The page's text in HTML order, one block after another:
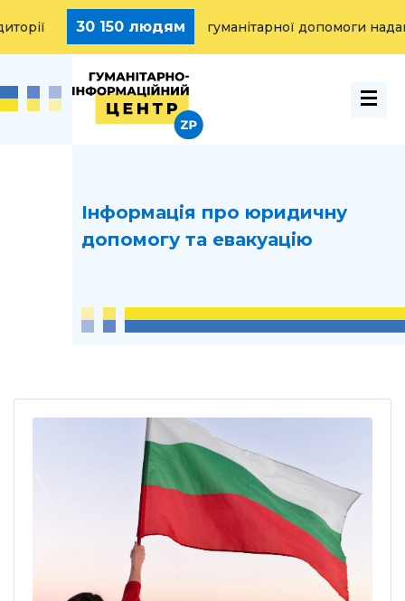
людям гуманітарної допомоги надано 15
Інформація про юридичну
допомогу та евакуацію